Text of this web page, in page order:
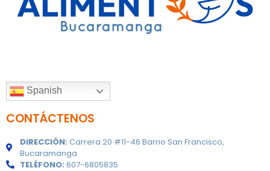
Spanish
CONTÁCTENOS
DIRECCIÓN: Carrera 20 #11-46 Barrio San Francisco,
Bucaramanga
TELÉFONO: 607-6805835